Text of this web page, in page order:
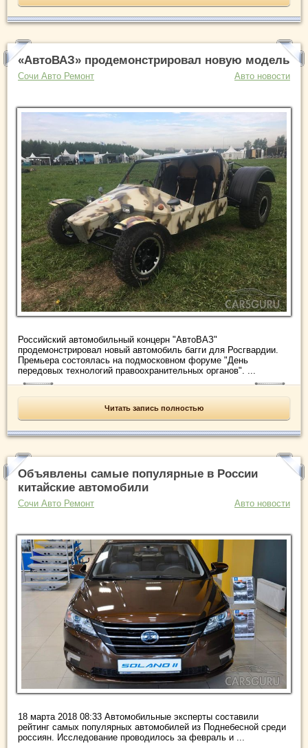
«АвтоВАЗ» продемонстрировал новую модель
Сочи Авто Ремонт Авто новости
Российский автомобильный концерн "АвтоВАЗ"
продемонстрировал новый автомобиль багги для Росгвардии.
Премьера состоялась на подмосковном форуме "День
передовых технологий правоохранительных органов". ...
Читать запись полностью
Объявлены самые популярные в России
китайские автомобили
Сочи Авто Ремонт Авто новости
18 марта 2018 08:33 Автомобильные эксперты составили
рейтинг самых популярных автомобилей из Поднебесной среди
россиян. Исследование проводилось за февраль и ...